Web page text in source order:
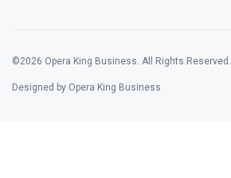
©2026 Opera King Business. All Rights Reserved.
Designed by Opera King Business